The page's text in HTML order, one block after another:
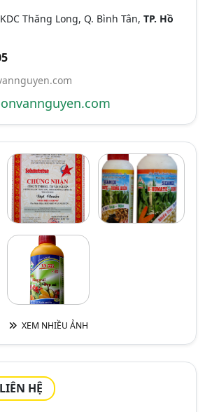
Thăng Long, Q. Bình Tân, TP. Hồ
XEM NHIỀU ẢNH
HỆ